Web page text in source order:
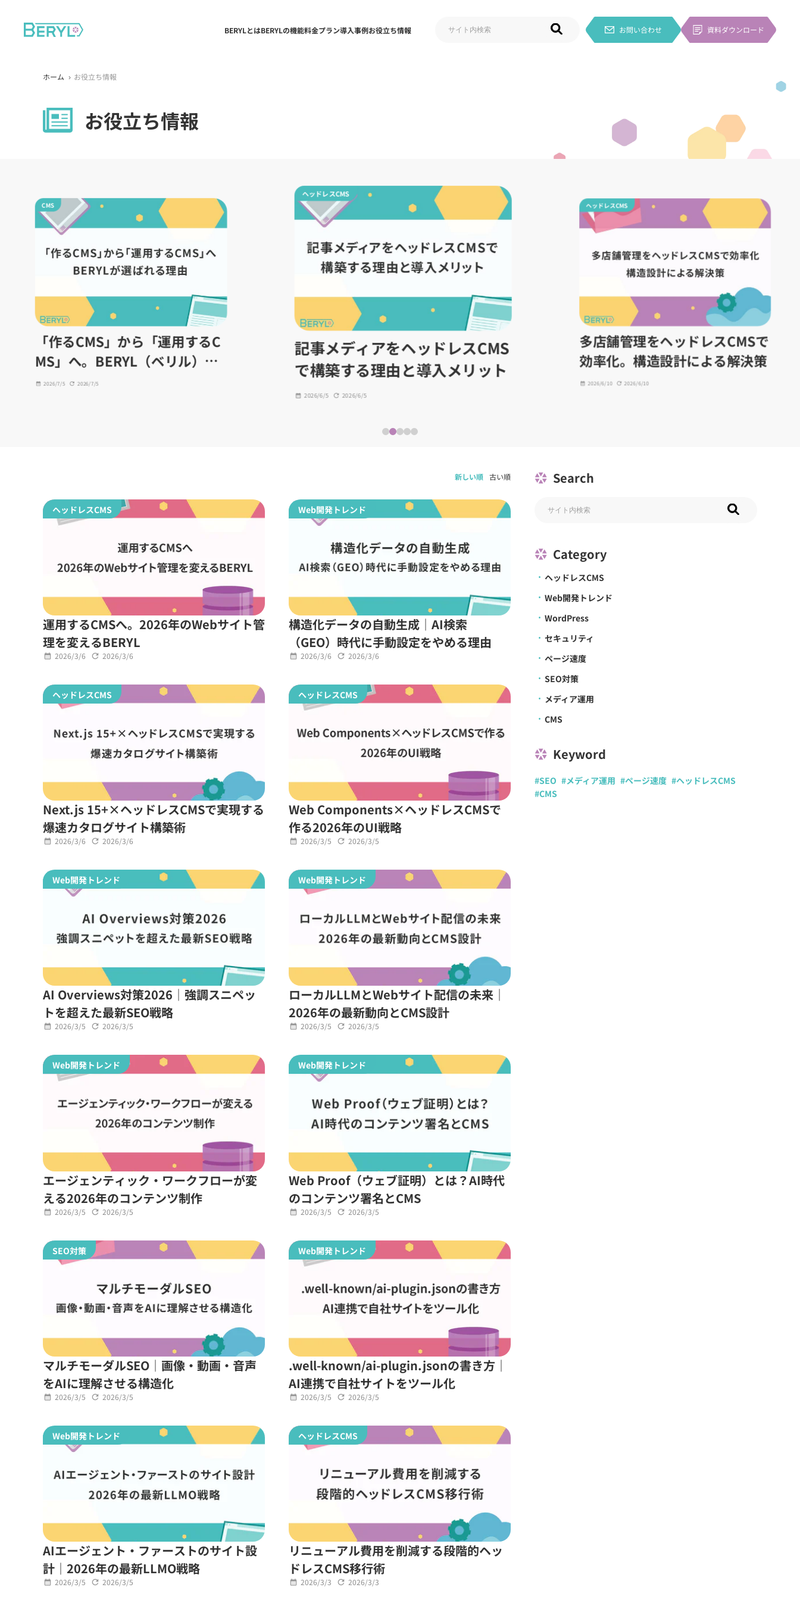
BERYLとはBERYLの機能料金プラン導入事例お役立ち情報 お問い合わせ 資料ダウンロード
ホーム お役立ち情報
お役立ち情報
CMS
「作るCMS」から「運用するC
MS」へ。BERYL（ベリル）が
選ばれる理由
2026/7/5 2026/7/5
ヘッドレスCMS
記事メディアをヘッドレスCMS
で構築する理由と導入メリット
2026/6/5 2026/6/5
ヘッドレスCMS
多店舗管理をヘッドレスCMSで
効率化。構造設計による解決策
2026/6/10 2026/6/10
新しい順 古い順
ヘッドレスCMS
運用するCMSへ。2026年のWebサイト管
理を変えるBERYL
2026/3/6 2026/3/6
Web開発トレンド
構造化データの自動生成｜AI検索
（GEO）時代に手動設定をやめる理由
2026/3/6 2026/3/6
ヘッドレスCMS
Next.js 15+×ヘッドレスCMSで実現する
爆速カタログサイト構築術
2026/3/6 2026/3/6
ヘッドレスCMS
Web Components×ヘッドレスCMSで
作る2026年のUI戦略
2026/3/5 2026/3/5
Web開発トレンド
AI Overviews対策2026｜強調スニペッ
トを超えた最新SEO戦略
2026/3/5 2026/3/5
Web開発トレンド
ローカルLLMとWebサイト配信の未来｜
2026年の最新動向とCMS設計
2026/3/5 2026/3/5
Web開発トレンド
エージェンティック・ワークフローが変
える2026年のコンテンツ制作
2026/3/5 2026/3/5
Web開発トレンド
Web Proof（ウェブ証明）とは？AI時代
のコンテンツ署名とCMS
2026/3/5 2026/3/5
SEO対策
マルチモーダルSEO｜画像・動画・音声
をAIに理解させる構造化
2026/3/5 2026/3/5
Web開発トレンド
.well-known/ai-plugin.jsonの書き方｜
AI連携で自社サイトをツール化
2026/3/5 2026/3/5
Web開発トレンド
AIエージェント・ファーストのサイト設
計｜2026年の最新LLMO戦略
2026/3/5 2026/3/5
ヘッドレスCMS
リニューアル費用を削減する段階的ヘッ
ドレスCMS移行術
2026/3/3 2026/3/3
Search
Category
ヘッドレスCMS
Web開発トレンド
WordPress
セキュリティ
ページ速度
SEO対策
メディア運用
CMS
Keyword
#SEO #メディア運用 #ページ速度 #ヘッドレスCMS
#CMS